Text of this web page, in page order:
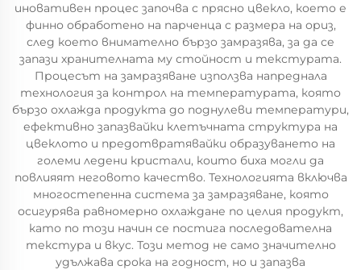
иновативен процес започва с прясно цвекло, което е
финно обработено на парченца с размера на ориз,
след което внимателно бързо замразява, за да се
запази хранителната му стойност и текстурата.
Процесът на замразяване използва напреднала
технология за контрол на температурата, която
бързо охлажда продукта до поднулеви температури,
ефективно запазвайки клетъчната структура на
цвеклото и предотвратявайки образуването на
големи ледени кристали, които биха могли да
повлияят неговото качество. Технологията включва
многостепенна система за замразяване, която
осигурява равномерно охлаждане по целия продукт,
като по този начин се постига последователна
текстура и вкус. Този метод не само значително
удължава срока на годност, но и запазва